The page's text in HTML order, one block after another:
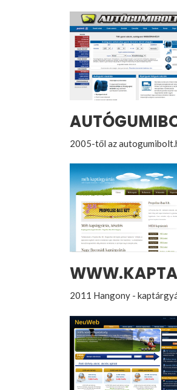
2005-től az
2011 Hangony -